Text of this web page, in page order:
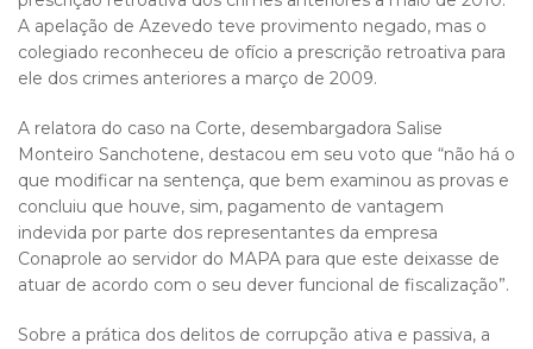
A apelação de Azevedo teve provimento negado, mas o
colegiado reconheceu de ofício a prescrição retroativa para
ele dos crimes anteriores a março de 2009.
A relatora do caso na Corte, desembargadora Salise
Monteiro Sanchotene, destacou em seu voto que “não há o
que modificar na sentença, que bem examinou as provas e
concluiu que houve, sim, pagamento de vantagem
indevida por parte dos representantes da empresa
Conaprole ao servidor do MAPA para que este deixasse de
atuar de acordo com o seu dever funcional de fiscalização”.
Sobre a prática dos delitos de corrupção ativa e passiva, a